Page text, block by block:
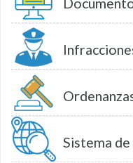
Sistema